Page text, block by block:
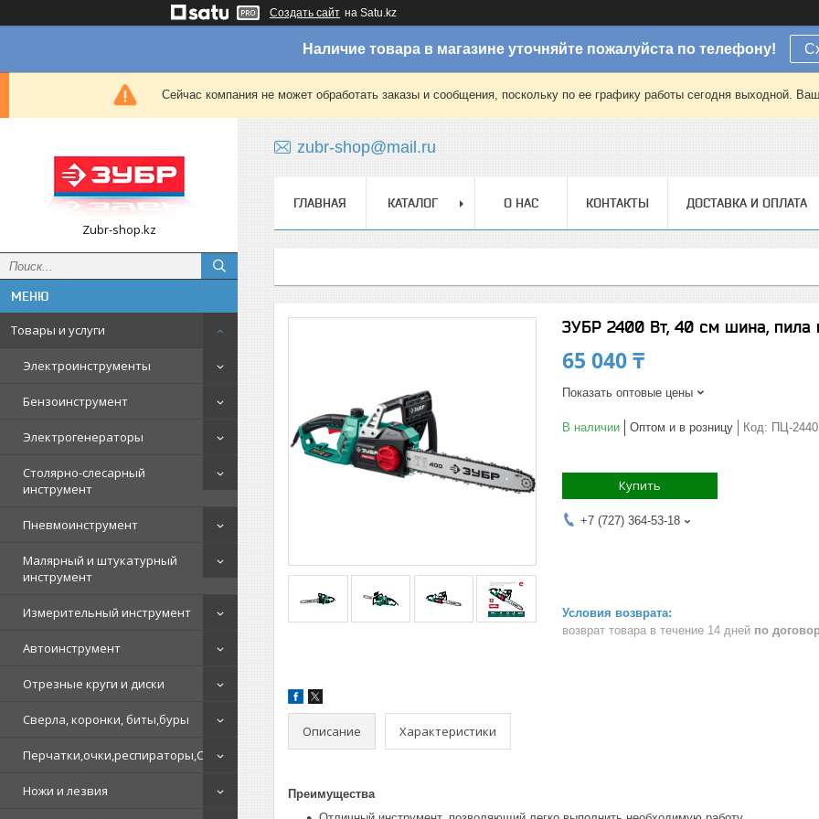
Создать сайт на Satu.kz
Наличие товара в магазине уточняйте пожалуйста по телефону!
Сейчас компания не может обработать заказы и сообщения, поскольку по ее графику работы сегодня выходной.
Zubr-shop.kz
Товары и услуги
Электроинструменты
Бензоинструмент
Электрогенераторы
Столярно-слесарный
инструмент
Пневмоинструмент
Малярный и штукатурный
инструмент
Измерительный инструмент
Автоинструмент
Отрезные круги и диски
Сверла, коронки, биты,буры
Перчатки,очки,респираторы,СИЗ
Ножи и лезвия
zubr-shop@mail.ru
ГЛАВНАЯ КАТАЛОГ О НАС КОНТАКТЫ ДОСТАВКА И ОПЛАТА
ЗУБР 2400 Вт, 40 см шина, пила
65 040 ₸
Показать оптовые цены
В наличии Оптом и в розницу Код: ПЦ-2440
Купить
+7 (727) 364-53-18
возврат товара в течение 14 дней по
Описание Характеристики
Преимущества